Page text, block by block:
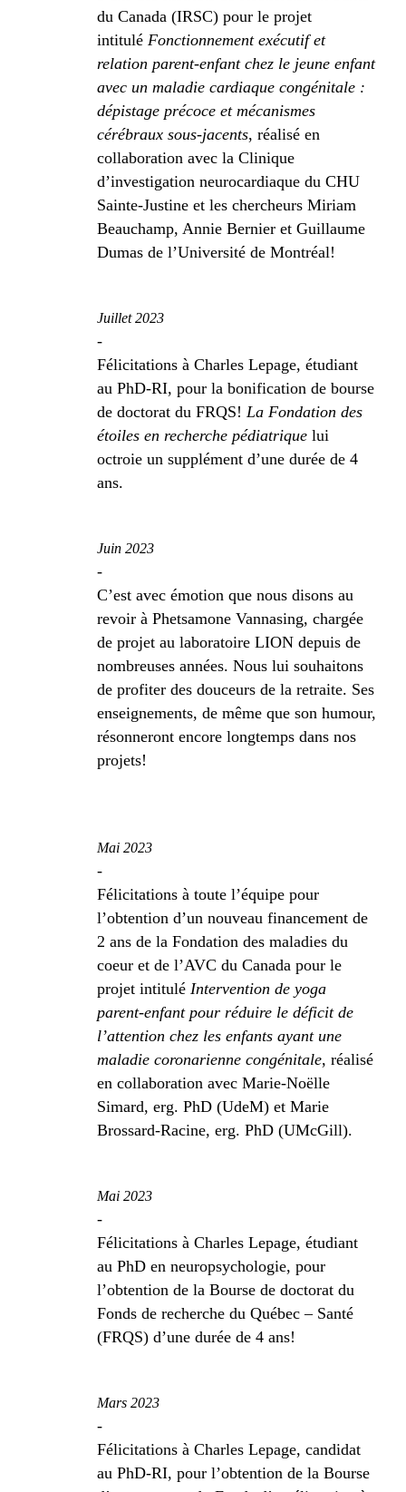
du Canada (IRSC) pour le projet
intitulé Fonctionnement exécutif et
relation parent-enfant chez le jeune enfant
avec un maladie cardiaque congénitale :
dépistage précoce et mécanismes
cérébraux sous-jacents, réalisé en
collaboration avec la Clinique
d’investigation neurocardiaque du CHU
Sainte-Justine et les chercheurs Miriam
Beauchamp, Annie Bernier et Guillaume
Dumas de l’Université de Montréal!
Juillet 2023
-
Félicitations à Charles Lepage, étudiant
au PhD-RI, pour la bonification de bourse
de doctorat du FRQS! La Fondation des
étoiles en recherche pédiatrique lui
octroie un supplément d’une durée de 4
ans.
Juin 2023
-
C’est avec émotion que nous disons au
revoir à Phetsamone Vannasing, chargée
de projet au laboratoire LION depuis de
nombreuses années. Nous lui souhaitons
de profiter des douceurs de la retraite. Ses
enseignements, de même que son humour,
résonneront encore longtemps dans nos
projets!
Mai 2023
-
Félicitations à toute l’équipe pour
l’obtention d’un nouveau financement de
2 ans de la Fondation des maladies du
coeur et de l’AVC du Canada pour le
projet intitulé Intervention de yoga
parent-enfant pour réduire le déficit de
l’attention chez les enfants ayant une
maladie coronarienne congénitale, réalisé
en collaboration avec Marie-Noëlle
Simard, erg. PhD (UdeM) et Marie
Brossard-Racine, erg. PhD (UMcGill).
Mai 2023
-
Félicitations à Charles Lepage, étudiant
au PhD en neuropsychologie, pour
l’obtention de la Bourse de doctorat du
Fonds de recherche du Québec – Santé
(FRQS) d’une durée de 4 ans!
Mars 2023
-
Félicitations à Charles Lepage, candidat
au PhD-RI, pour l’obtention de la Bourse